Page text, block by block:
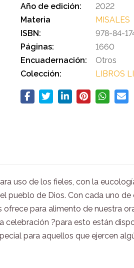
Año de edición:
2022
Materia
MISALES
ISBN:
978-84-
Páginas:
1660
Encuadernación:
Otros
Colección:
LIBROS
uso de los fieles, con la
pueblo de Dios. Con cada uno
para alimento de nuestra
celebración ?para esto están
para aquellos que ejercen